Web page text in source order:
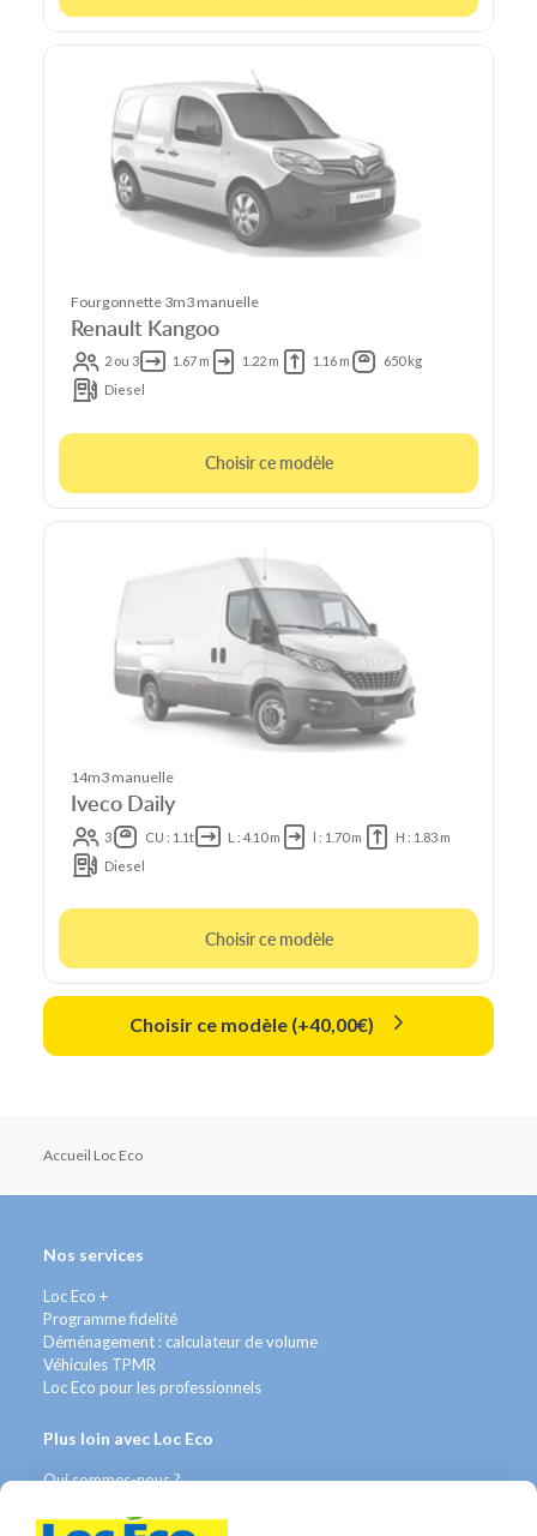
Fourgonnette 3m3 manuelle
Renault Kangoo
2 ou 3 1.67 m 1.22 m 1.16 m
650 kg
Diesel
Choisir ce modèle
14m3 manuelle
Iveco Daily
3 CU : 1.1t L : 4.10 m l : 1.70 m
H : 1.83 m
Diesel
Choisir ce modèle
Choisir ce modèle (+40,00€)
Accueil Loc Eco
Nos services
Loc Eco +
Programme fidelité
Déménagement : calculateur de volume
Véhicules TPMR
Loc Eco pour les professionnels
Plus loin avec Loc Eco
Qui sommes-nous ?
Contact WhatsApp